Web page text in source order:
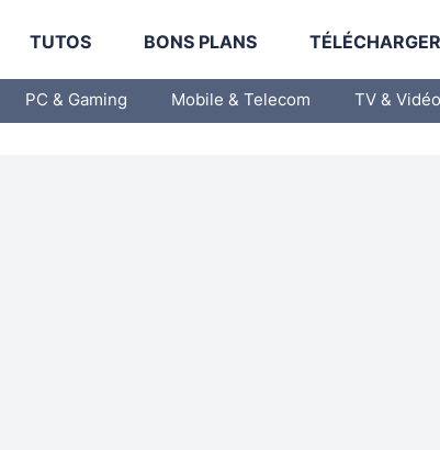
TUTOS BONS PLANS
PC & Gaming Mobile & Telecom TV & Vidéo